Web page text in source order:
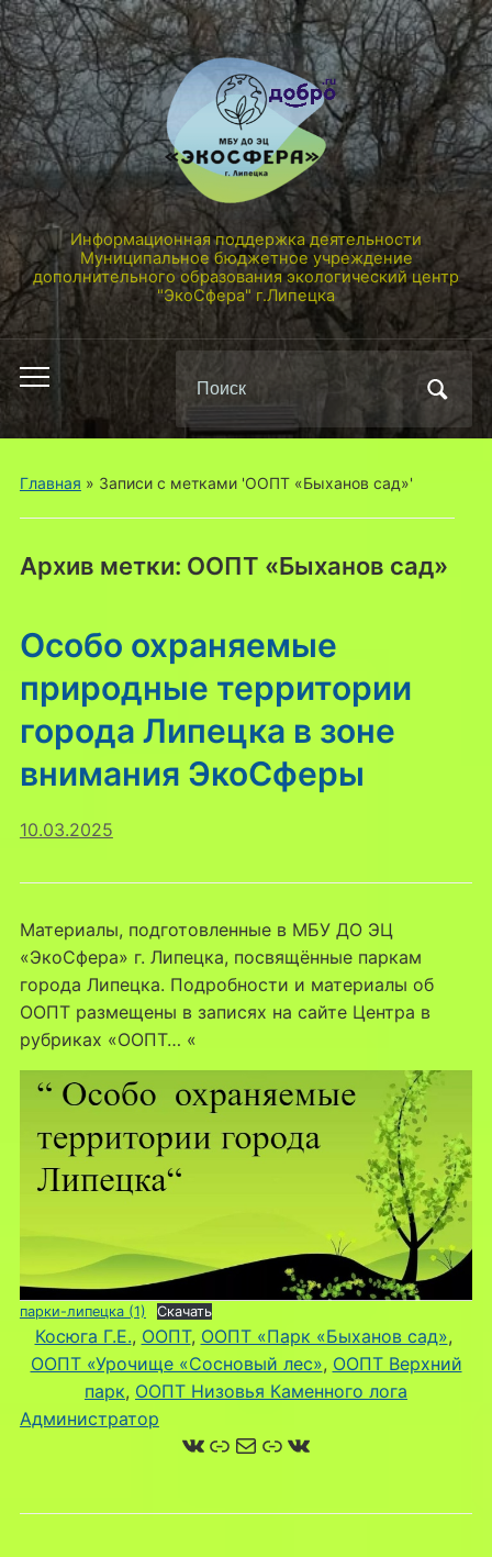
Информационная поддержка деятельности
Муниципальное бюджетное учреждение
дополнительного образования экологический центр
"ЭкоСфера" г.Липецка
Переключить
мобильное
меню
Поиск
по:
Главная » Записи с метками 'ООПТ «Быханов сад»'
Архив метки: ООПТ «Быханов сад»
Особо охраняемые
природные территории
города Липецка в зоне
внимания ЭкоСферы
10.03.2025
Материалы, подготовленные в МБУ ДО ЭЦ
«ЭкоСфера» г. Липецка, посвящённые паркам
города Липецка. Подробности и материалы об
ООПТ размещены в записях на сайте Центра в
рубриках «ООПТ… «
парки-липецка (1) Скачать
Косюга Г.Е., ООПТ, ООПТ «Парк «Быханов сад»
ООПТ «Урочище «Сосновый лес», ООПТ Верхний
парк, ООПТ Низовья Каменного лога
Администратор
ВКонтакте
Ссылка
Почта
Ссылка
ВКонтакте